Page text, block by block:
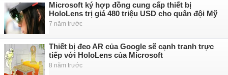
Microsoft ký hợp đồng cung cấp thiết bị
HoloLens trị giá 480 triệu USD cho quân đội Mỹ
7 năm trước
Thiết bị đeo AR của Google sẽ cạnh tranh trực
tiếp với HoloLens của Microsoft
8 năm trước